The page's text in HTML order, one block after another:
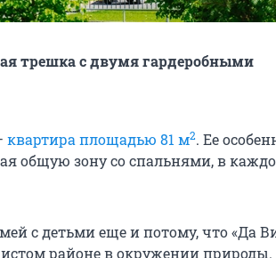
трешка с двумя гардеробными
квартира площадью 81 м2. Ее
общую зону со спальнями, в
с детьми еще и потому, что «Да
районе в окружении природы.